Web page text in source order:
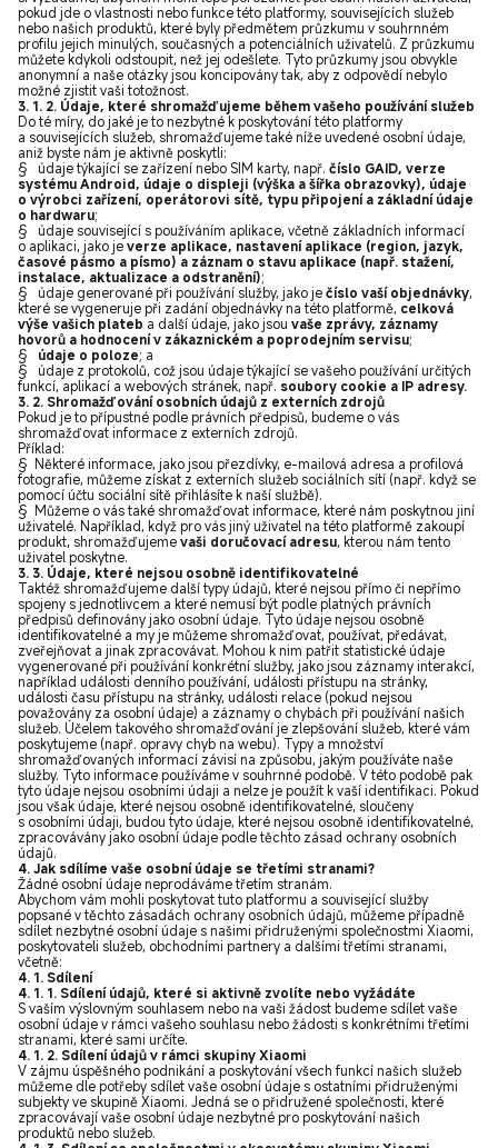
pokud jde o vlastnosti nebo funkce této platformy, souvisejících služeb
nebo našich produktů, které byly předmětem průzkumu v souhrnném
profilu jejich minulých, současných a potenciálních uživatelů. Z průzkumu
můžete kdykoli odstoupit, než jej odešlete. Tyto průzkumy jsou obvykle
anonymní a naše otázky jsou koncipovány tak, aby z odpovědí nebylo
možné zjistit vaši totožnost.
3. 1. 2. Údaje, které shromažďujeme během vašeho používání služeb
Do té míry, do jaké je to nezbytné k poskytování této platformy
a souvisejících služeb, shromažďujeme také níže uvedené osobní údaje,
aniž byste nám je aktivně poskytli:
§ údaje týkající se zařízení nebo SIM karty, např. číslo GAID, verze
systému Android, údaje o displeji (výška a šířka obrazovky), údaje
o výrobci zařízení, operátorovi sítě, typu připojení a základní údaje
o hardwaru;
§ údaje související s používáním aplikace, včetně základních informací
o aplikaci, jako jeverze aplikace, nastavení aplikace (region, jazyk,
časové pásmo a písmo) a záznam o stavu aplikace (např. stažení,
instalace, aktualizace a odstranění);
§ údaje generované při používání služby, jako ječíslo vaší objednávky,
které se vygeneruje při zadání objednávky na této platformě, celková
výše vašich plateb a další údaje, jako jsou vaše zprávy, záznamy
hovorů a hodnocení v zákaznickém a poprodejním servisu;
§ údaje o poloze; a
§ údaje z protokolů, což jsou údaje týkající se vašeho používání určitých
funkcí, aplikací a webových stránek, např. soubory cookie a IP adresy.
3. 2. Shromažďování osobních údajů z externích zdrojů
Pokud je to přípustné podle právních předpisů, budeme o vás
shromažďovat informace z externích zdrojů.
Příklad:
§ Některé informace, jako jsou přezdívky, e-mailová adresa a profilová
fotografie, můžeme získat z externích služeb sociálních sítí (např. když se
pomocí účtu sociální sítě přihlásíte k naší službě).
§ Můžeme o vás také shromažďovat informace, které nám poskytnou jiní
uživatelé. Například, když pro vás jiný uživatel na této platformě zakoupí
produkt, shromažďujemevaši doručovací adresu, kterou nám tento
uživatel poskytne.
3. 3. Údaje, které nejsou osobně identifikovatelné
Taktéž shromažďujeme další typy údajů, které nejsou přímo či nepřímo
spojeny s jednotlivcem a které nemusí být podle platných právních
předpisů definovány jako osobní údaje. Tyto údaje nejsou osobně
identifikovatelné a my je můžeme shromažďovat, používat, předávat,
zveřejňovat a jinak zpracovávat. Mohou k nim patřit statistické údaje
vygenerované při používání konkrétní služby, jako jsou záznamy interakcí,
například události denního používání, události přístupu na stránky,
události času přístupu na stránky, události relace (pokud nejsou
považovány za osobní údaje) a záznamy o chybách při používání našich
služeb. Účelem takového shromažďování je zlepšování služeb, které vám
poskytujeme (např. opravy chyb na webu). Typy a množství
shromažďovaných informací závisí na způsobu, jakým používáte naše
služby. Tyto informace používáme v souhrnné podobě. V této podobě pak
tyto údaje nejsou osobními údaji a nelze je použít k vaší identifikaci. Pokud
jsou však údaje, které nejsou osobně identifikovatelné, sloučeny
s osobními údaji, budou tyto údaje, které nejsou osobně identifikovatelné,
zpracovávány jako osobní údaje podle těchto zásad ochrany osobních
údajů.
4. Jak sdílíme vaše osobní údaje se třetími stranami?
Žádné osobní údaje neprodáváme třetím stranám.
Abychom vám mohli poskytovat tuto platformu a související služby
popsané v těchto zásadách ochrany osobních údajů, můžeme případně
sdílet nezbytné osobní údaje s našimi přidruženými společnostmi Xiaomi,
poskytovateli služeb, obchodními partnery a dalšími třetími stranami,
včetně:
4. 1. Sdílení
4. 1. 1. Sdílení údajů, které si aktivně zvolíte nebo vyžádáte
S vaším výslovným souhlasem nebo na vaši žádost budeme sdílet vaše
osobní údaje v rámci vašeho souhlasu nebo žádosti s konkrétními třetími
stranami, které sami určíte.
4. 1. 2. Sdílení údajů v rámci skupiny Xiaomi
V zájmu úspěšného podnikání a poskytování všech funkcí našich služeb
můžeme dle potřeby sdílet vaše osobní údaje s ostatními přidruženými
subjekty ve skupině Xiaomi. Jedná se o přidružené společnosti, které
zpracovávají vaše osobní údaje nezbytné pro poskytování našich
produktů nebo služeb.